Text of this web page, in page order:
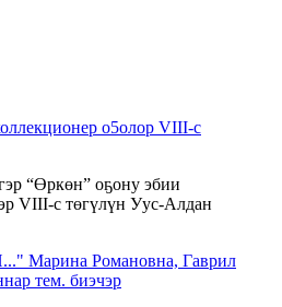
о5олор VIII-c
“Өркөн” оҕону эбии
VIII-c төгүлүн Уус-Алдан
Марина Романовна, Гаврил
тем. биэчэр